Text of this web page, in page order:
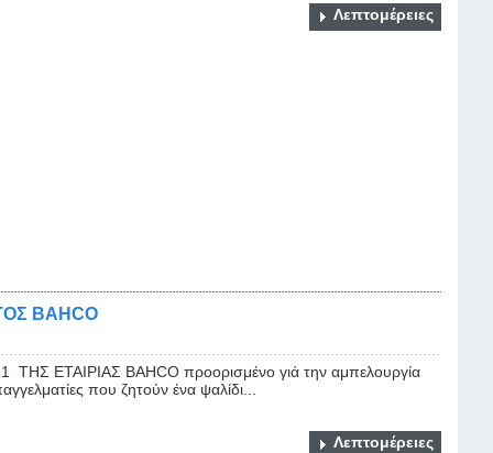
Λεπτομέρειες
BAHCO
TΗΣ ΕΤΑΙΡΙΑΣ BAHCO προορισμένο γιά την αμπελουργία
που ζητούν ένα ψαλίδι...
Λεπτομέρειες